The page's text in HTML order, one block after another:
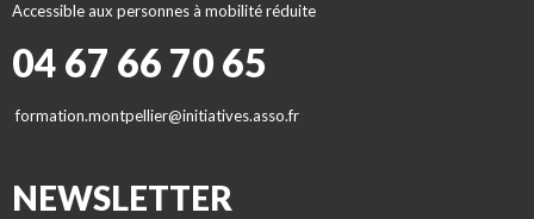
Accessible aux personnes à mobilité réduite
04 67 66 70 65
formation.montpellier@initiatives.asso.fr
NEWSLETTER